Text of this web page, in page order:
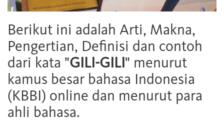
Berikut ini adalah Arti, Makna,
Pengertian, Definisi dan contoh
dari kata "GILI-GILI" menurut
kamus besar bahasa Indonesia
(KBBI) online dan menurut para
ahli bahasa.